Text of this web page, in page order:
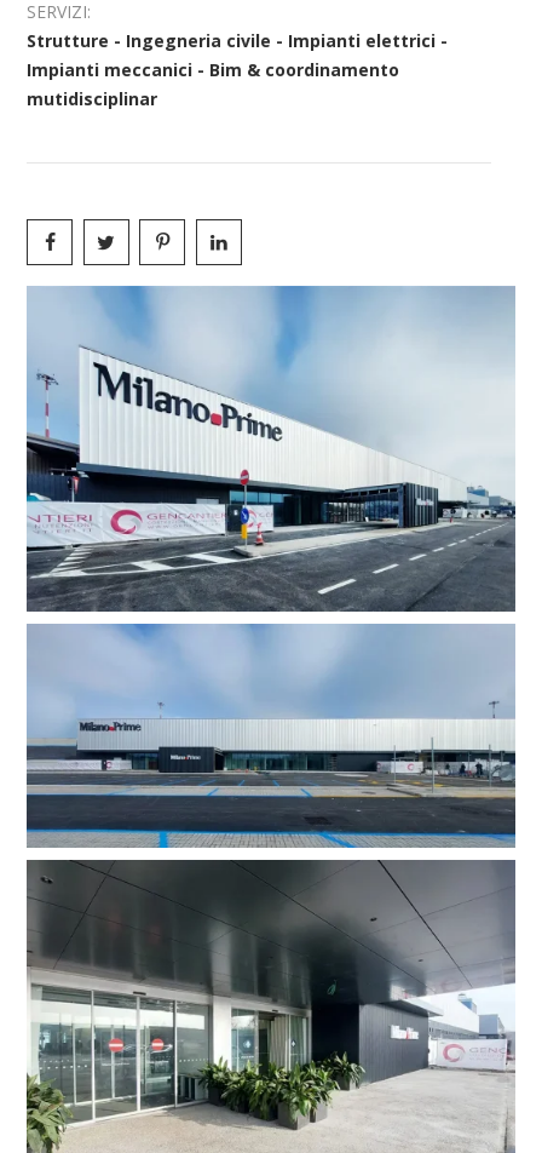
SERVIZI:
Strutture - Ingegneria civile - Impianti elettrici -
Impianti meccanici - Bim & coordinamento
mutidisciplinar